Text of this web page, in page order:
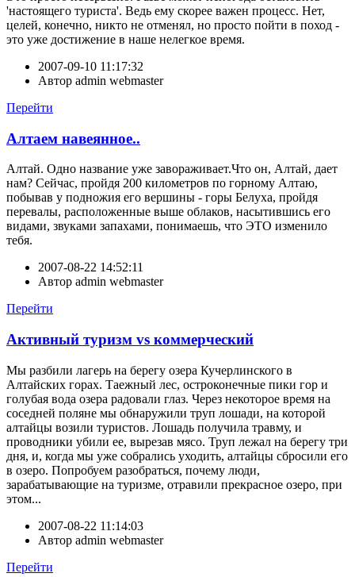
'настоящего туриста'. Ведь ему скорее важен процесс. Нет,
целей, конечно, никто не отменял, но просто пойти в поход -
это уже достижение в наше нелегкое время.
2007-09-10 11:17:32
Автор admin webmaster
Перейти
Алтаем навеянное..
Алтай. Одно название уже завораживает.Что он, Алтай, дает
нам? Сейчас, пройдя 200 километров по горному Алтаю,
побывав у подножия его вершины - горы Белуха, пройдя
перевалы, расположенные выше облаков, насытившись его
видами, звуками запахами, понимаешь, что ЭТО изменило
тебя.
2007-08-22 14:52:11
Автор admin webmaster
Перейти
Активный туризм vs коммерческий
Мы разбили лагерь на берегу озера Кучерлинского в
Алтайских горах. Таежный лес, остроконечные пики гор и
голубая вода озера радовали глаз. Через некоторое время на
соседней поляне мы обнаружили труп лошади, на которой
алтайцы возили туристов. Лошадь получила травму, и
проводники убили ее, вырезав мясо. Труп лежал на берегу три
дня, и, когда мы уже собрались уходить, алтайцы сбросили его
в озеро. Попробуем разобраться, почему люди,
зарабатывающие на туризме, отравили прекрасное озеро, при
этом...
2007-08-22 11:14:03
Автор admin webmaster
Перейти